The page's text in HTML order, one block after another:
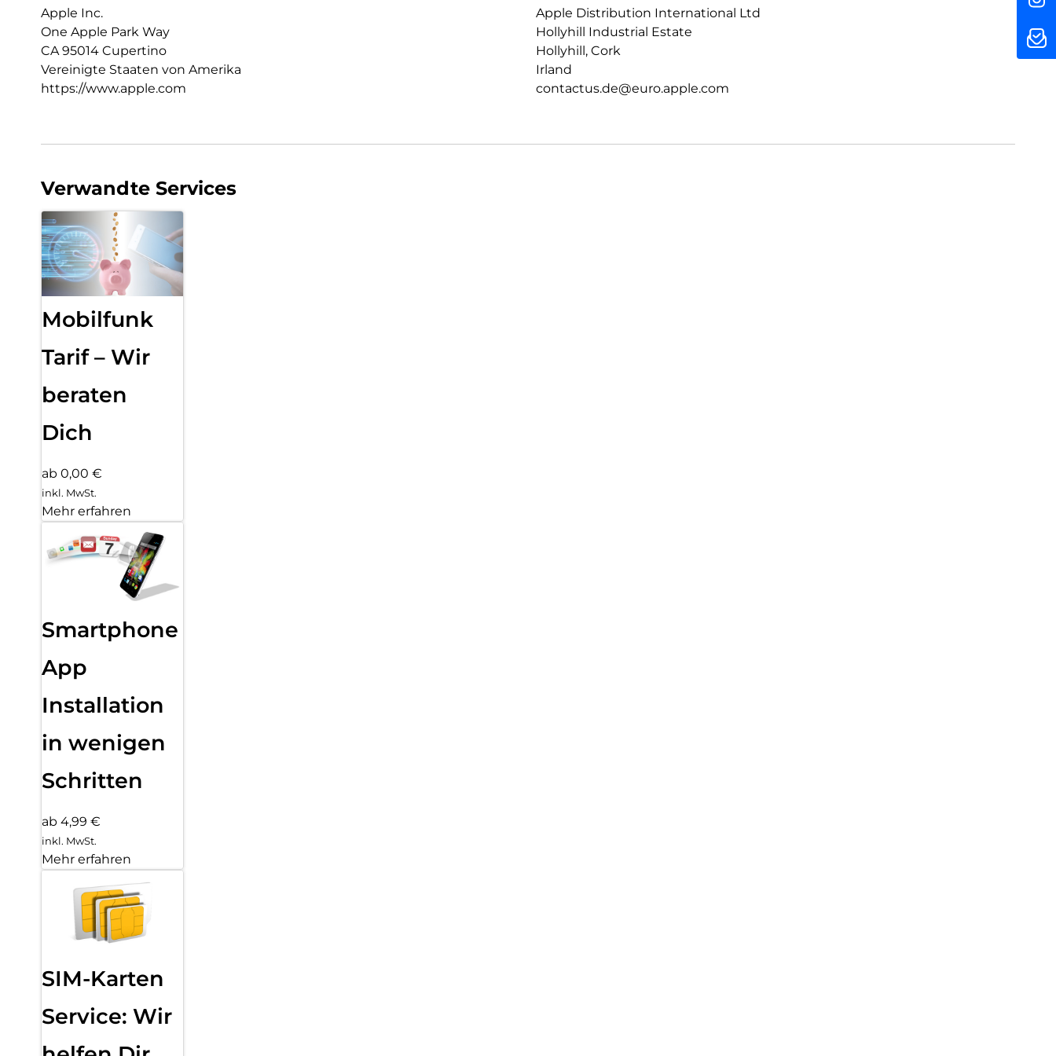
PRIVATSPHÄRE.
Datenschutz und Sicherheit auf völlig neuem Level. Direkt integriert.
Apple Inc.
One Apple Park Way
CA 95014 Cupertino
Vereinigte Staaten von Amerika
https://www.apple.com
Apple Distribution International Ltd
Hollyhill Industrial Estate
Hollyhill, Cork
Irland
contactus.de@euro.apple.com
Verwandte Services
Mobilfunk
Tarif – Wir
beraten
Dich
ab 0,00 €
inkl. MwSt.
Mehr erfahren
Smartphone
App
Installation
in wenigen
Schritten
ab 4,99 €
inkl. MwSt.
Mehr erfahren
SIM-Karten
Service: Wir